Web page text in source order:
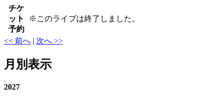
チケ
ット
予約
※ このライブは終了しました。
<< 前へ | 次へ >>
月別表示
2027